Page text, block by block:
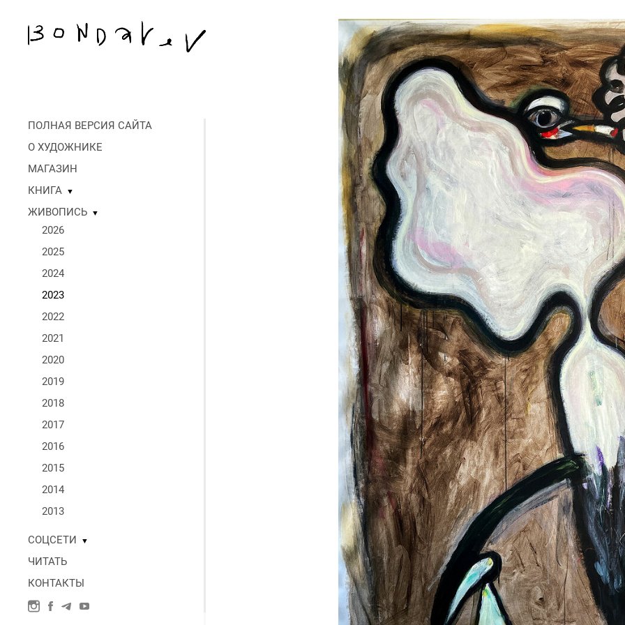
ПОЛНАЯ ВЕРСИЯ САЙТА
О ХУДОЖНИКЕ
МАГАЗИН
КНИГА
▼
ЖИВОПИСЬ ▼
2026
2025
2024
2023
2022
2021
2020
2019
2018
2017
2016
2015
2014
2013
СОЦСЕТИ ▼
ЧИТАТЬ
КОНТАКТЫ